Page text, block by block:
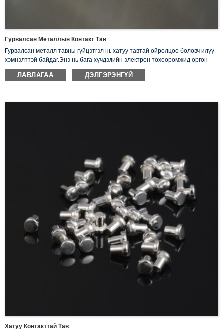
Гурвалсан Металлын Контакт Тав
Гурвалсан металл тавны гүйцэтгэл нь хатуу тавтай ойролцоо боловч илүү
хэмнэлттэй байдаг.Энэ нь бага хүчдэлийн электрон төхөөрөмжид өргөн
хэрэглэгддэг.Шилжүүлэгч, реле, контактор, хянагч гэх мэт.
ЛАВЛАГАА ДЭЛГЭРЭНГҮЙ
Хатуу Контакттай Тав